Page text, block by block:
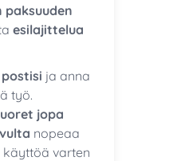
esilajittelua
ja anna
työ.
jopa
nopeaa
varten